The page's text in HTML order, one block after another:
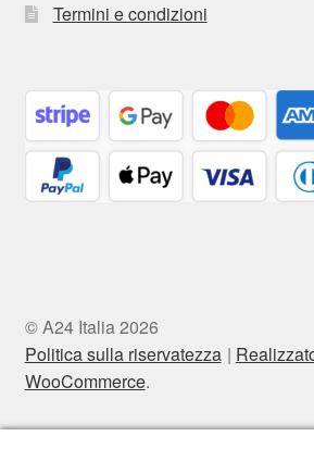
Termini e condizioni
© A24 Italia 2026
Politica sulla riservatezza
WooCommerce.